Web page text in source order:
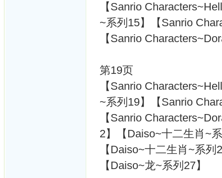
【Sanrio
~系列15】【Sanrio
【Sanrio
第19页
【Sanrio
~系列19】【Sanrio
【Sanrio
2】【Daiso~十二生肖~
【Daiso~十二生肖~系
【Daiso~龙~系列27】